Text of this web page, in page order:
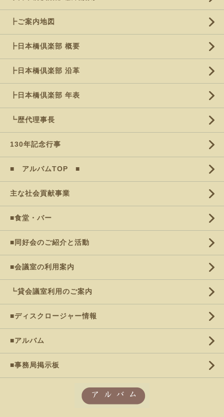
┣ご案内地図
┣日本橋倶楽部 概要
┣日本橋倶楽部 沿革
┣日本橋倶楽部 年表
┗歴代理事長
130年記念行事
■ アルバムTOP ■
主な社会貢献事業
■食堂・バー
■同好会のご紹介と活動
■会議室の利用案内
┗貸会議室利用のご案内
■ディスクロージャー情報
■アルバム
■事務局掲示板